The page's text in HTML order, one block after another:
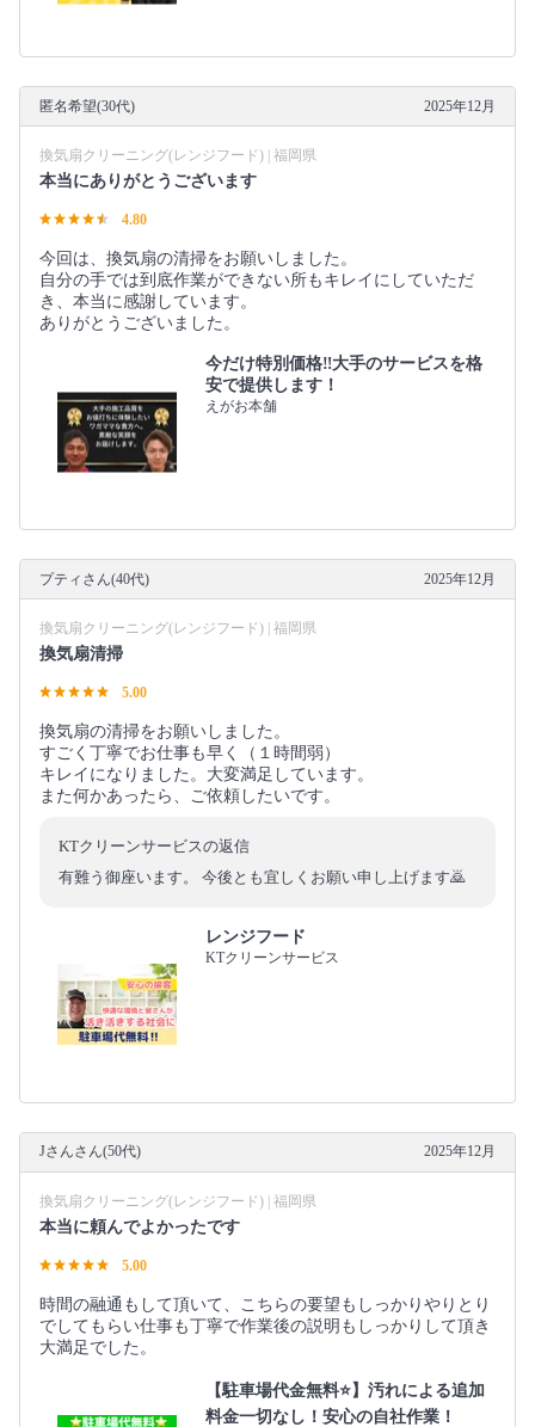
匿名希望(30代) 2025年12月
換気扇クリーニング(レンジフード) | 福岡県
本当にありがとうございます
4.80
今回は、換気扇の清掃をお願いしました。
自分の手では到底作業ができない所もキレイにしていただ
き、本当に感謝しています。
ありがとうございました。
今だけ特別価格‼️大手のサービスを格
安で提供します！
えがお本舗
プティさん(40代) 2025年12月
換気扇クリーニング(レンジフード) | 福岡県
換気扇清掃
5.00
換気扇の清掃をお願いしました。
すごく丁寧でお仕事も早く（１時間弱）
キレイになりました。大変満足しています。
また何かあったら、ご依頼したいです。
KTクリーンサービスの返信
有難う御座います。 今後とも宜しくお願い申し上げます🙇
レンジフード
KTクリーンサービス
Jさんさん(50代) 2025年12月
換気扇クリーニング(レンジフード) | 福岡県
本当に頼んでよかったです
5.00
時間の融通もして頂いて、こちらの要望もしっかりやりとり
でしてもらい仕事も丁寧で作業後の説明もしっかりして頂き
大満足でした。
【駐車場代金無料⭐️】汚れによる追加
料金一切なし！安心の自社作業！